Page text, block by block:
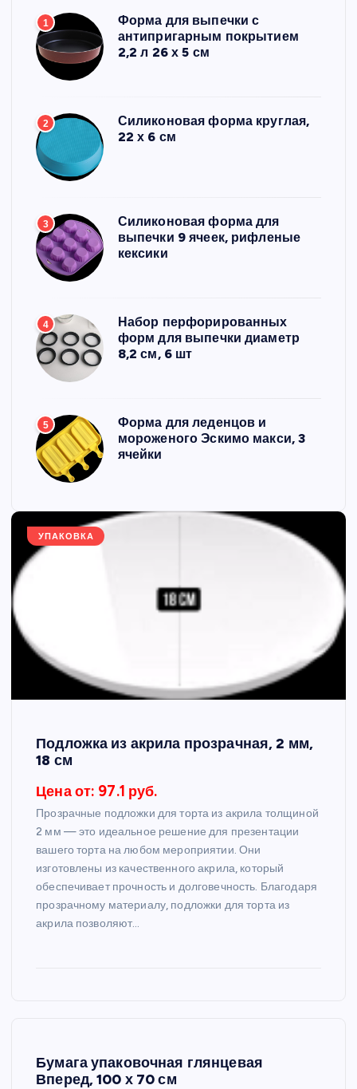
1
Форма для выпечки с
антипригарным покрытием
2,2 л 26 х 5 см
2
Силиконовая форма круглая,
22 х 6 см
3
Силиконовая форма для
выпечки 9 ячеек, рифленые
кексики
4
Набор перфорированных
форм для выпечки диаметр
8,2 см, 6 шт
5
Форма для леденцов и
мороженого Эскимо макси, 3
ячейки
УПАКОВКА
Подложка из акрила прозрачная, 2 мм,
18 см
Цена от: 97.1 руб.
Прозрачные подложки для торта из акрила толщиной
2 мм — это идеальное решение для презентации
вашего торта на любом мероприятии. Они
изготовлены из качественного акрила, который
обеспечивает прочность и долговечность. Благодаря
прозрачному материалу, подложки для торта из
акрила позволяют…
Бумага упаковочная глянцевая
Вперед, 100 х 70 см